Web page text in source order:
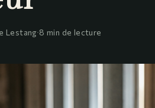
Lestang·8 min de lecture